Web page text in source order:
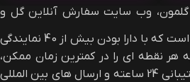
گلمون، وب سایت سفارش آنلاین گل و
گیاه در ایران و خارج از ایران است که با دارا بودن بیش از 40 نمایندگی
هر نقطه ای را در کمترین زمان ممکن،
فراهم می کند. گلمون با پشتیبانی 24 ساعته و ارسال های بین المللی